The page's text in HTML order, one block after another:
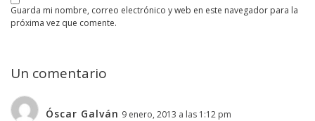
guarda mi nombre, correo electrónico y web en este navegador para la
próxima vez que comente.
Un comentario
Óscar Galván 9 enero, 2013 a las 1:12 pm